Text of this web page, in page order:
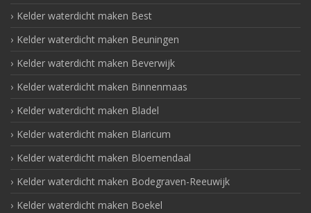
Kelder waterdicht maken Best
Kelder waterdicht maken Beuningen
Kelder waterdicht maken Beverwijk
Kelder waterdicht maken Binnenmaas
Kelder waterdicht maken Bladel
Kelder waterdicht maken Blaricum
Kelder waterdicht maken Bloemendaal
Kelder waterdicht maken Bodegraven-Reeuwijk
Kelder waterdicht maken Boekel